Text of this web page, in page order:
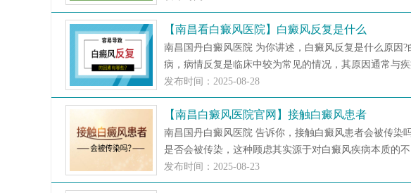
【南昌看白癜风医院】白癜风反复是什么
南昌国丹白癜风医院 为你讲述，白癜风反复是什么原因
病，病情反复是临床中较为常见的情况，其原因通常与
发布时间：2025-08-28
【南昌白癜风医院官网】接触白癜风患者
南昌国丹白癜风医院 告诉你，接触白癜风患者会被传染
是否会被传染，这种顾虑其实源于对白癜风疾病本质的
发布时间：2025-08-23